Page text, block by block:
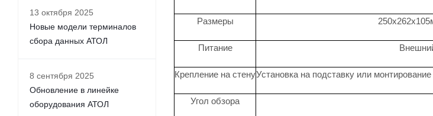
Размеры
Питание
Крепление на стенуУстановка на подставку или
Угол обзора
13 октября 2025
Новые модели терминалов
сбора данных АТОЛ
8 сентября 2025
Обновление в линейке
оборудования АТОЛ